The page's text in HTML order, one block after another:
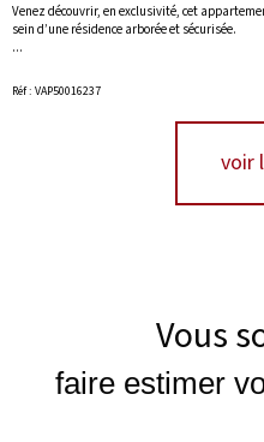
Venez découvrir, en exclusivité, cet
sein d’une résidence arborée et sécurisée.
...
Réf : VAP50016237
voir
Vous
faire estimer